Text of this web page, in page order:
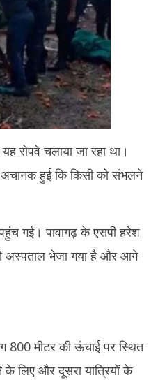
रोपवे चलाया जा रहा था।
अचानक हुई कि किसी को संभलने
गई। पावागढ़ के एसपी हरेश
अस्पताल भेजा गया है और आगे
800 मीटर की ऊंचाई पर स्थित
लिए और दूसरा यात्रियों के